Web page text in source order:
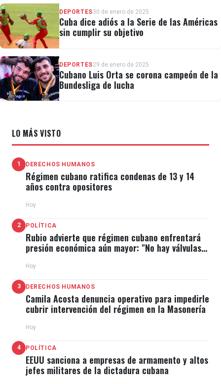
DEPORTES30 de enero de 2025
Cuba dice adiós a la Serie de las Américas
sin cumplir su objetivo
DEPORTES29 de enero de 2025
Cubano Luis Orta se corona campeón de la
Bundesliga de lucha
LO MÁS VISTO
1 DERECHOS HUMANOS
Régimen cubano ratifica condenas de 13 y 14
años contra opositores
Hoy
2 POLÍTICA
Rubio advierte que régimen cubano enfrentará
presión económica aún mayor: "No hay válvulas
Hoy
3 DERECHOS HUMANOS
Camila Acosta denuncia operativo para impedirle
cubrir intervención del régimen en la Masonería
Hoy
4 POLÍTICA
EEUU sanciona a empresas de armamento y altos
jefes militares de la dictadura cubana